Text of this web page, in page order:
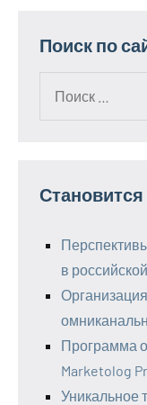
Поиск по
в
Программа
Marketolog
Уникальное